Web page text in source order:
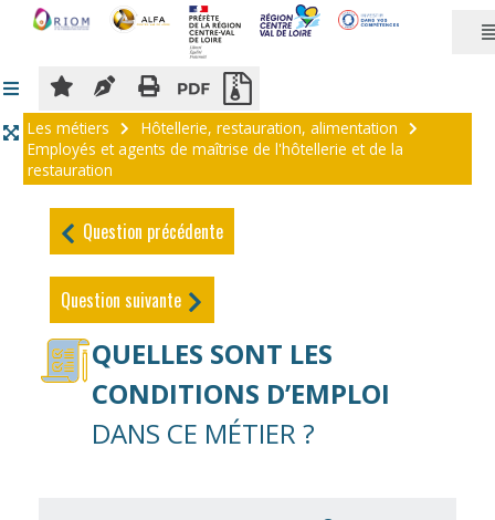
Les métiers
Hôtellerie, restauration, alimentation
Employés et agents de maîtrise de l'hôtellerie et de la
restauration
Question précédente
Question suivante
QUELLES SONT LES
CONDITIONS D’EMPLOI
DANS CE MÉTIER ?
Panneau de gestion des cookies